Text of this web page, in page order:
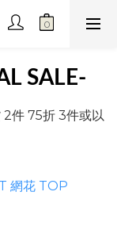
SALE-
件 75折 3件或以